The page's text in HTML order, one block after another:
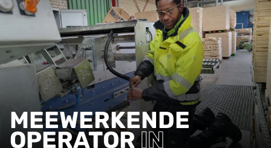
MEEWERKENDE
OPERATORIN